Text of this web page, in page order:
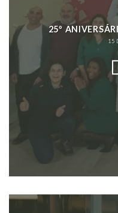
25º
15